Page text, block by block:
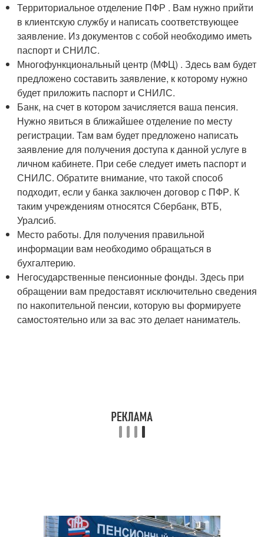
Территориальное отделение ПФР . Вам нужно прийти
в клиентскую службу и написать соответствующее
заявление. Из документов с собой необходимо иметь
паспорт и СНИЛС.
Многофункциональный центр (МФЦ) . Здесь вам будет
предложено составить заявление, к которому нужно
будет приложить паспорт и СНИЛС.
Банк, на счет в котором зачисляется ваша пенсия.
Нужно явиться в ближайшее отделение по месту
регистрации. Там вам будет предложено написать
заявление для получения доступа к данной услуге в
личном кабинете. При себе следует иметь паспорт и
СНИЛС. Обратите внимание, что такой способ
подходит, если у банка заключен договор с ПФР. К
таким учреждениям относятся Сбербанк, ВТБ,
Уралсиб.
Место работы. Для получения правильной
информации вам необходимо обращаться в
бухгалтерию.
Негосударственные пенсионные фонды. Здесь при
обращении вам предоставят исключительно сведения
по накопительной пенсии, которую вы формируете
самостоятельно или за вас это делает наниматель.